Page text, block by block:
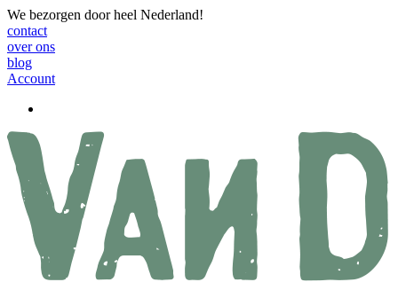
We bezorgen door heel Nederland!
contact
over ons
blog
Account